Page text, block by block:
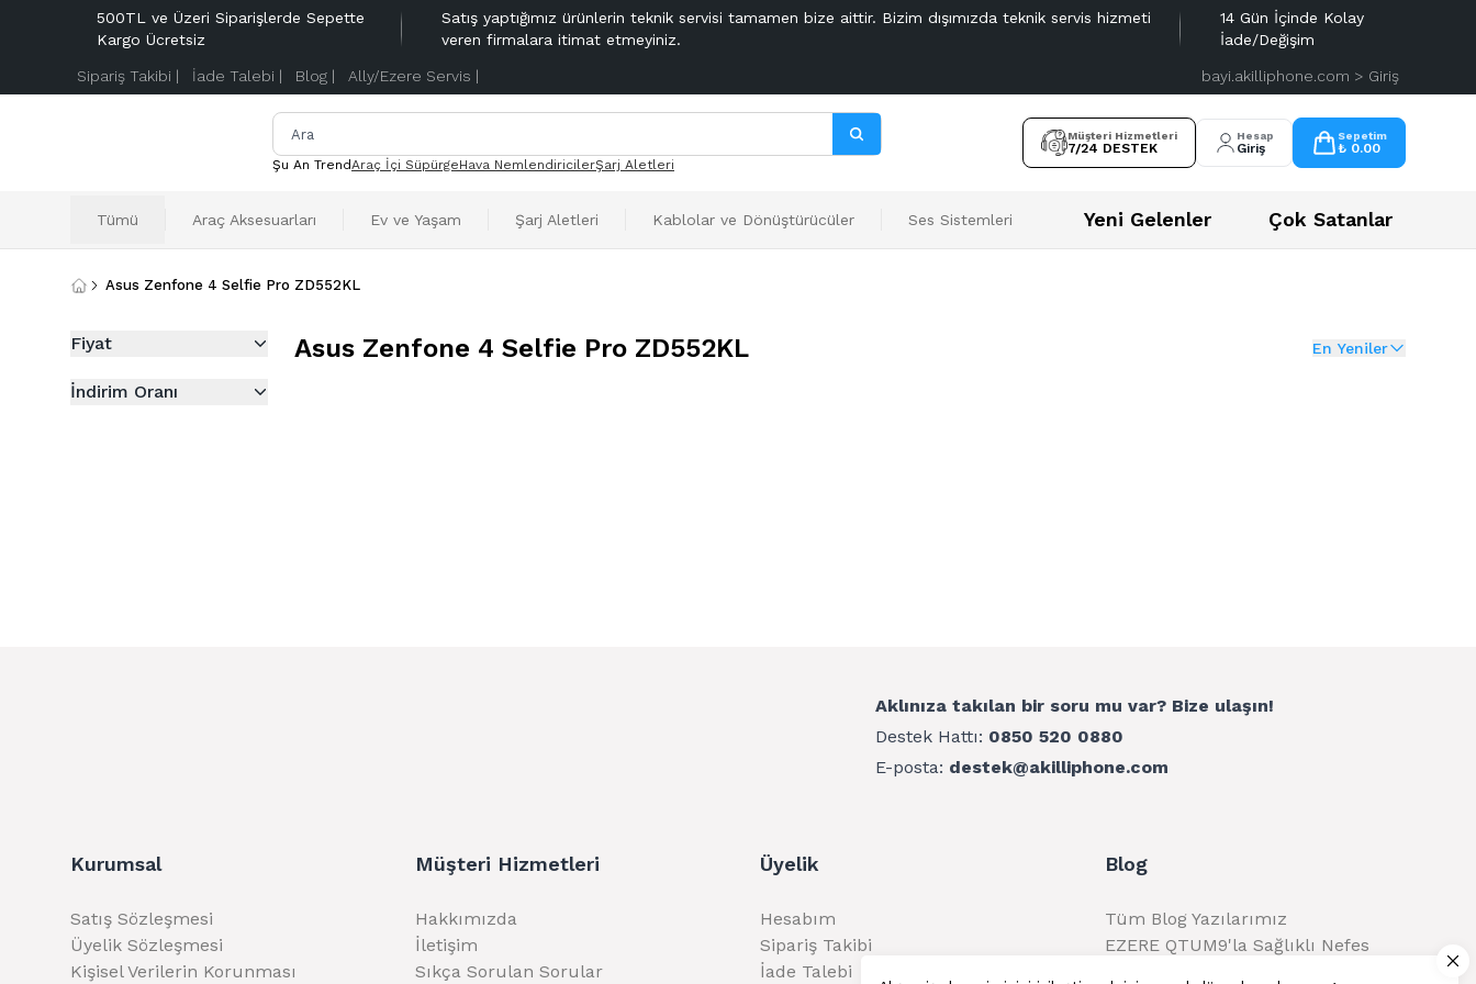
500TL ve Üzeri Siparişlerde Sepette
Kargo Ücretsiz
Satış yaptığımız ürünlerin teknik servisi tamamen bize aittir. Bizim dışımızda teknik servis hizmeti
veren firmalara itimat etmeyiniz.
14 Gün İçinde Kolay
İade/Değişim
Sipariş Takibi | İade Talebi | Blog | Ally/Ezere Servis | bayi.akilliphone.com > Giriş
Şu An TrendAraç İçi SüpürgeHava NemlendiricilerŞarj Aletleri
Müşteri Hizmetleri
7/24 DESTEK
Hesap
Giriş
Sepetim
₺ 0.00
Tümü Araç Aksesuarları Ev ve Yaşam Şarj Aletleri Kablolar ve Dönüştürücüler Ses Sistemleri Yeni Gelenler Çok Satanlar
Asus Zenfone 4 Selfie Pro ZD552KL
Fiyat
İndirim Oranı
Asus Zenfone 4 Selfie Pro ZD552KL En Yeniler
Aklınıza takılan bir soru mu var? Bize ulaşın!
Destek Hattı: 0850 520 0880
E-posta: destek@akilliphone.com
Kurumsal
Satış Sözleşmesi
Üyelik Sözleşmesi
Kişisel Verilerin Korunması
Müşteri Hizmetleri
Hakkımızda
İletişim
Sıkça Sorulan Sorular
Üyelik
Hesabım
Sipariş Takibi
İade Talebi
Blog
Tüm Blog Yazılarımız
EZERE QTUM9'la Sağlıklı Nefes